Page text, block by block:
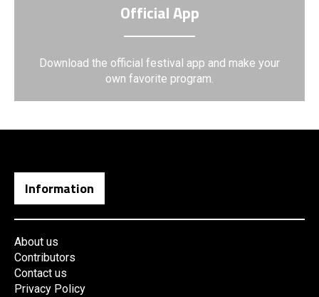
Official App
Download the official festival app and make your
own favorite program.
Information
About us
Contributors
Contact us
Privacy Policy